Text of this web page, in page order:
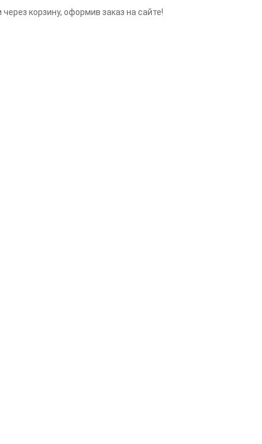
корзину, оформив заказ на сайте!